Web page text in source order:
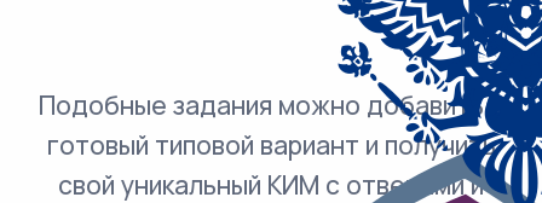
Подобные задания можно добавить в
готовый типовой вариант и получить
свой уникальный КИМ с ответами и